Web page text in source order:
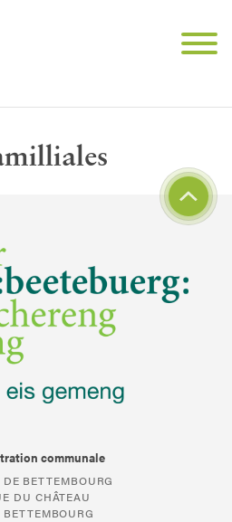
communale
BETTEMBOURG
DU CHÂTEAU
BETTEMBOURG